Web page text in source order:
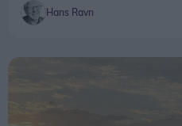
Hans Ravn